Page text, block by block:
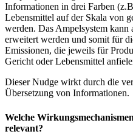
Informationen in drei Farben
Lebensmittel auf der Skala von
werden. Das Ampelsystem
erweitert werden und somit für
Emissionen, die jeweils für
Gericht oder Lebensmittel
Dieser Nudge wirkt durch die
Übersetzung von Informationen.
Welche
relevant?